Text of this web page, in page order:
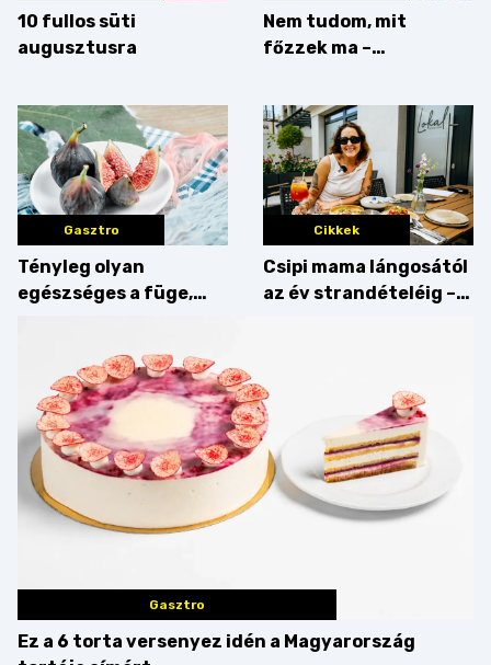
10 fullos süti
augusztusra
Nem tudom, mit
főzzek ma –
Gasztro
Tényleg olyan
egészséges a füge,
Cikkek
Csipi mama lángosától
az év strandételéig –
Gasztro
Ez a 6 torta versenyez idén a Magyarország